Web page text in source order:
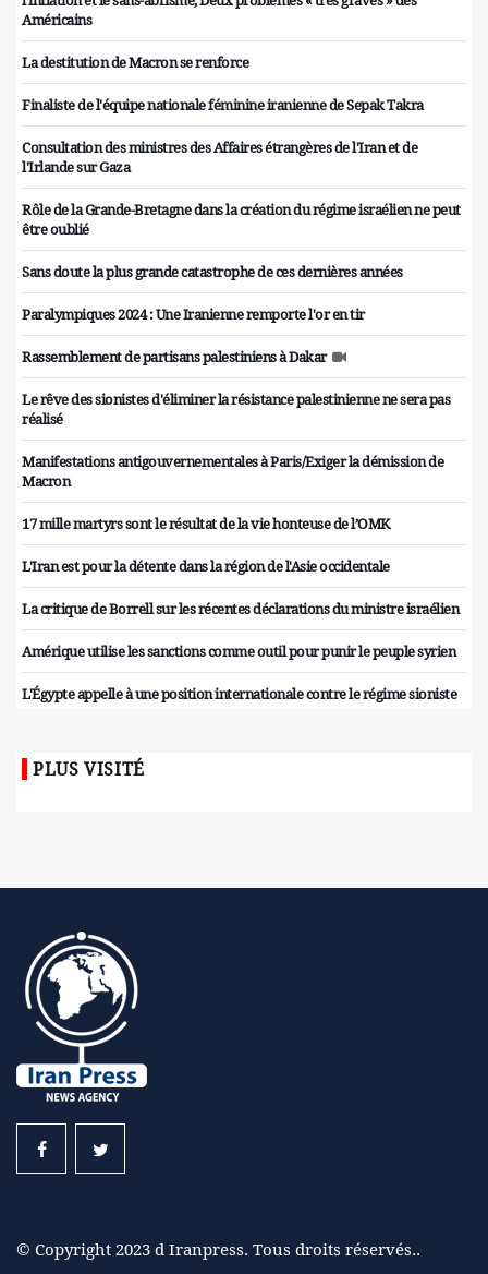
Américains
La destitution de Macron se renforce
Finaliste de l'équipe nationale féminine iranienne de Sepak Takra
Consultation des ministres des Affaires étrangères de l'Iran et de
l'Irlande sur Gaza
Rôle de la Grande-Bretagne dans la création du régime israélien ne peut
être oublié
Sans doute la plus grande catastrophe de ces dernières années
Paralympiques 2024 : Une Iranienne remporte l'or en tir
Rassemblement de partisans palestiniens à Dakar
Le rêve des sionistes d'éliminer la résistance palestinienne ne sera pas
réalisé
Manifestations antigouvernementales à Paris/Exiger la démission de
Macron
17 mille martyrs sont le résultat de la vie honteuse de l’OMK
L'Iran est pour la détente dans la région de l'Asie occidentale
La critique de Borrell sur les récentes déclarations du ministre israélien
Amérique utilise les sanctions comme outil pour punir le peuple syrien
L'Égypte appelle à une position internationale contre le régime sioniste
PLUS VISITÉ
© Copyright 2023 d Iranpress. Tous droits réservés..